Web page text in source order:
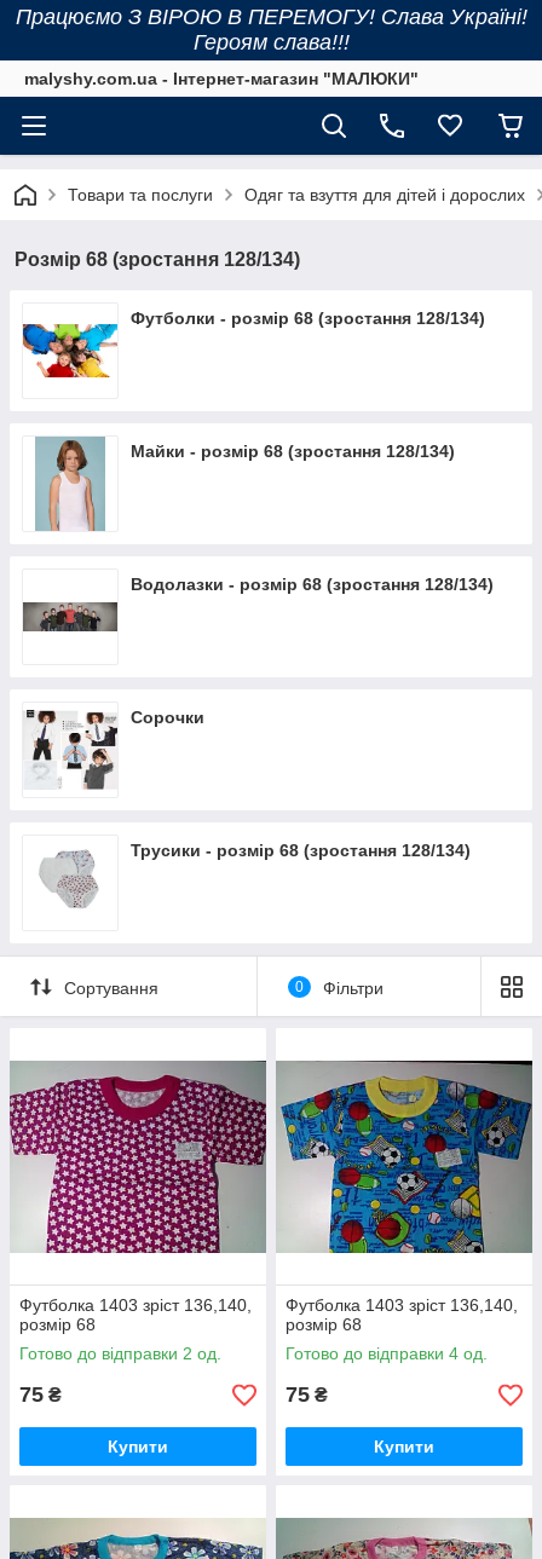
Працюємо З ВІРОЮ В ПЕРЕМОГУ! Слава Україні!
Героям слава!!!
malyshy.com.ua - Інтернет-магазин "МАЛЮКИ"
Товари та послуги Одяг та взуття для дітей і дорослих
Розмір 68 (зростання 128/134)
Футболки - розмір 68 (зростання 128/134)
Майки - розмір 68 (зростання 128/134)
Водолазки - розмір 68 (зростання 128/134)
Сорочки
Трусики - розмір 68 (зростання 128/134)
Сортування 0 Фільтри
Футболка 1403 зріст 136,140,
розмір 68
Готово до відправки 2 од.
75 ₴
Купити
Футболка 1403 зріст 136,140,
розмір 68
Готово до відправки 4 од.
75 ₴
Купити